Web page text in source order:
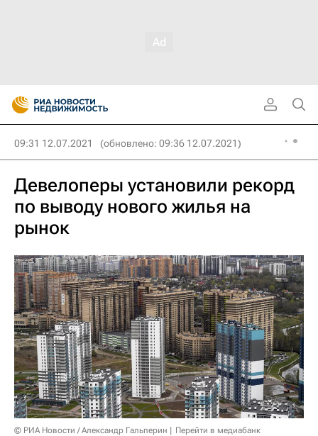
09:31 12.07.2021 (обновлено: 09:36 12.07.2021)
Девелоперы установили рекорд
по выводу нового жилья на
рынок
© РИА Новости / Александр Гальперин Перейти в медиабанк